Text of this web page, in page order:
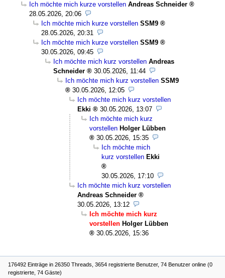
Ich möchte mich kurze vorstellen Andreas Schneider
28.05.2026, 20:06
Ich möchte mich kurze vorstellen SSM9
28.05.2026, 20:31
Ich möchte mich kurze vorstellen SSM9
30.05.2026, 09:45
Ich möchte mich kurz vorstellen Andreas
Schneider
30.05.2026, 11:44
Ich möchte mich kurz vorstellen SSM9
30.05.2026, 12:05
Ich möchte mich kurz vorstellen
Ekki
30.05.2026, 13:07
Ich möchte mich kurz
vorstellen Holger Lübben
30.05.2026, 15:35
Ich möchte mich
kurz vorstellen Ekki
30.05.2026, 17:10
Ich möchte mich kurz vorstellen
Andreas Schneider
30.05.2026, 13:12
Ich möchte mich kurz
vorstellen Holger Lübben
30.05.2026, 15:36
176492 Einträge in 26350 Threads, 3654 registrierte Benutzer, 74 Benutzer online (0
registrierte, 74 Gäste)